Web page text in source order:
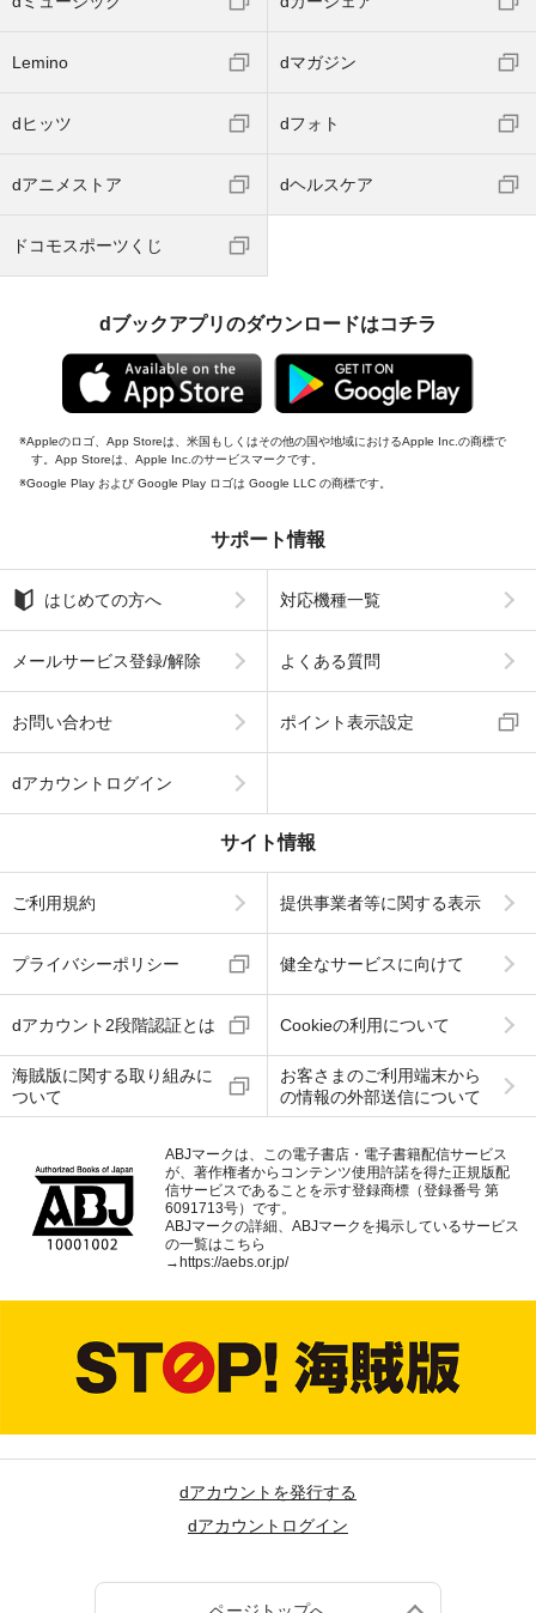
Lemino dマガジン
dヒッツ dフォト
dアニメストア dヘルスケア
ドコモスポーツくじ
dブックアプリのダウンロードはコチラ
Appleのロゴ、App Storeは、米国もしくはその他の国や地域におけるApple Inc.の商標で
す。App Storeは、Apple Inc.のサービスマークです。
Google Play および Google Play ロゴは Google LLC の商標です。
サポート情報
はじめての方へ 対応機種一覧
メールサービス登録/解除 よくある質問
お問い合わせ ポイント表示設定
dアカウントログイン
サイト情報
ご利用規約 提供事業者等に関する表示
プライバシーポリシー 健全なサービスに向けて
dアカウント2段階認証とは Cookieの利用について
海賊版に関する取り組みに
ついて
お客さまのご利用端末から
の情報の外部送信について
ABJマークは、この電子書店・電子書籍配信サービス
が、著作権者からコンテンツ使用許諾を得た正規版配
信サービスであることを示す登録商標（登録番号 第
6091713号）です。
ABJマークの詳細、ABJマークを掲示しているサービス
の一覧はこちら
→https://aebs.or.jp/
dアカウントを発行する
dアカウントログイン